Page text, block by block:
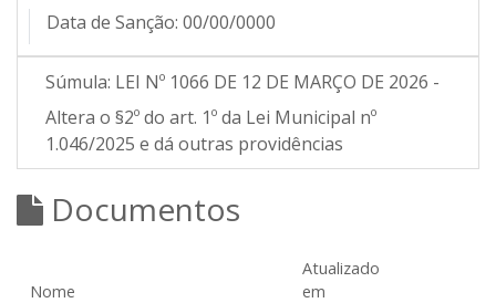
Data de Sanção: 00/00/0000
Súmula: LEI Nº 1066 DE 12 DE MARÇO DE 2026 -
Altera o §2º do art. 1º da Lei Municipal nº
1.046/2025 e dá outras providências
Documentos
Nome
Atualizado
em